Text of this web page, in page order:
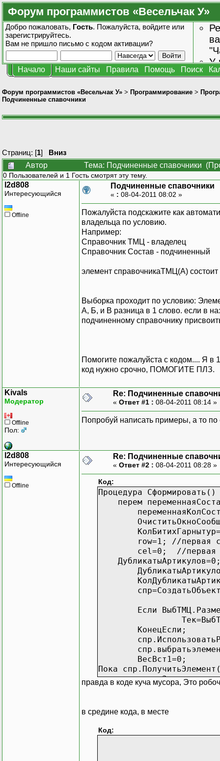
Форум программистов «Весельчак У»
Добро пожаловать, Гость. Пожалуйста, войдите или
зарегистрируйтесь.
Вам не пришло письмо с кодом активации?
У
Начало Наши сайты Правила Помощь Поиск
Форум программистов «Весельчак У» > Программирование >
Подчиненные спавочники
Страниц: [1] Вниз
Автор
Тема: Подчиненные спавочники
0 Пользователей и 1 Гость смотрят эту тему.
l2d808
Интересующийся
Offline
Подчиненные спавочники
« : 08-04-2011 08:02 »
Пожалуйста подскажите как
владельца по условию.
Например:
Справочник ТМЦ - владелец
Справочник Состав - подчиненный
элемент справочникаТМЦ(А)
Выборка проходит по условию:
А, Б, и В разница в 1 слово. если в
подчиненному справочнику
Помогите пожалуйста с кодом.... Я в
код нужно срочно, ПОМОГИТЕ ПЛЗ.
Kivals
Модератор
Offline
Пол:
Re: Подчиненные
« Ответ #1 : 08-04-2011 08:14 »
Попробуй написать примеры, а то по
l2d808
Интересующийся
Offline
Re: Подчиненные
« Ответ #2 : 08-04-2011 08:28 »
Код:
Процедура Сформировать()
перем
row=1; //первая
cel=0; //первая
Если
КонецЕсли;
ВесВст1=0;
Пока
сост=3;
Если
правда в коде куча мусора, Это
в средине кода, в месте
Код: